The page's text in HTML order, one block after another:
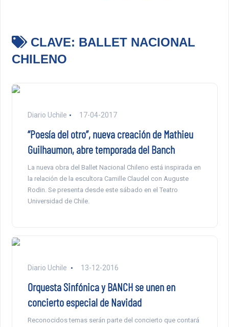
CLAVE: BALLET NACIONAL
CHILENO
Diario Uchile 17-04-2017
“Poesía del otro”, nueva creación de Mathieu
Guilhaumon, abre temporada del Banch
La nueva obra del Ballet Nacional Chileno está inspirada en
la relación de la escultora Camille Claudel con Auguste
Rodin. Se presenta desde este sábado en el Teatro
Universidad de Chile.
Diario Uchile 13-12-2016
Orquesta Sinfónica y BANCH se unen en
concierto especial de Navidad
Reconocidos temas serán parte del concierto que contará